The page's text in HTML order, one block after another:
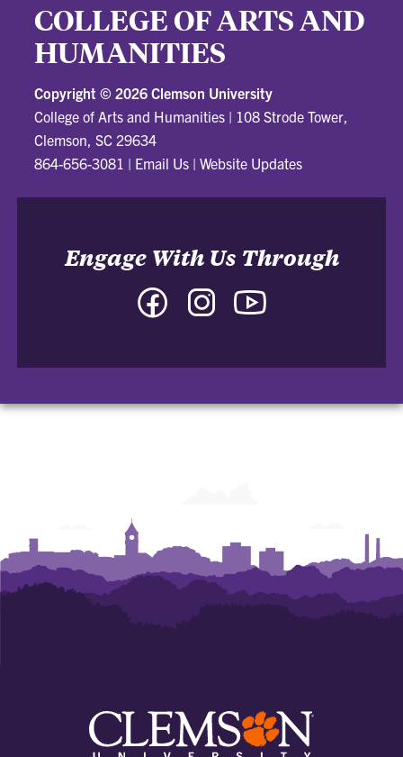
COLLEGE OF ARTS AND
HUMANITIES
Copyright © 2026 Clemson University
College of Arts and Humanities | 108 Strode Tower,
Clemson, SC 29634
864-656-3081 | Email Us |Website Updates
Engage With Us Through
Facebook
and
Instagram
and
and